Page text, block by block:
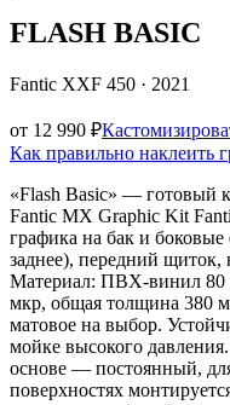
FLASH BASIC
Fantic XXF 450 · 2021
от 12 990 ₽
Как правильно наклеить
«Flash Basic» — готовый
Fantic MX Graphic Kit
графика на бак и
заднее), передний
Материал: ПВХ-винил 80
мкр, общая толщина 380
матовое на выбор.
мойке высокого
основе — постоянный,
поверхностях